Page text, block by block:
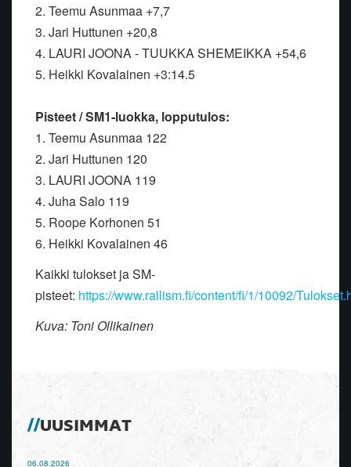
2. Teemu Asunmaa +7,7
3. Jari Huttunen +20,8
4. LAURI JOONA - TUUKKA SHEMEIKKA +54,6
5. Heikki Kovalainen +3:14.5
Pisteet / SM1-luokka, lopputulos:
1. Teemu Asunmaa 122
2. Jari Huttunen 120
3. LAURI JOONA 119
4. Juha Salo 119
5. Roope Korhonen 51
6. Heikki Kovalainen 46
Kaikki tulokset ja SM-
pisteet: https://www.rallism.fi/content/fi/1/10092/
Kuva: Toni Ollikainen
UUSIMMAT
06.08.2026